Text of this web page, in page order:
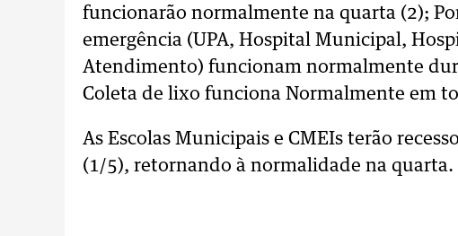
funcionarão normalmente na quarta (2);
emergência (UPA, Hospital Municipal,
Atendimento) funcionam normalmente
Coleta de lixo funciona Normalmente em
As Escolas Municipais e CMEIs terão
(1/5), retornando à normalidade na quarta.